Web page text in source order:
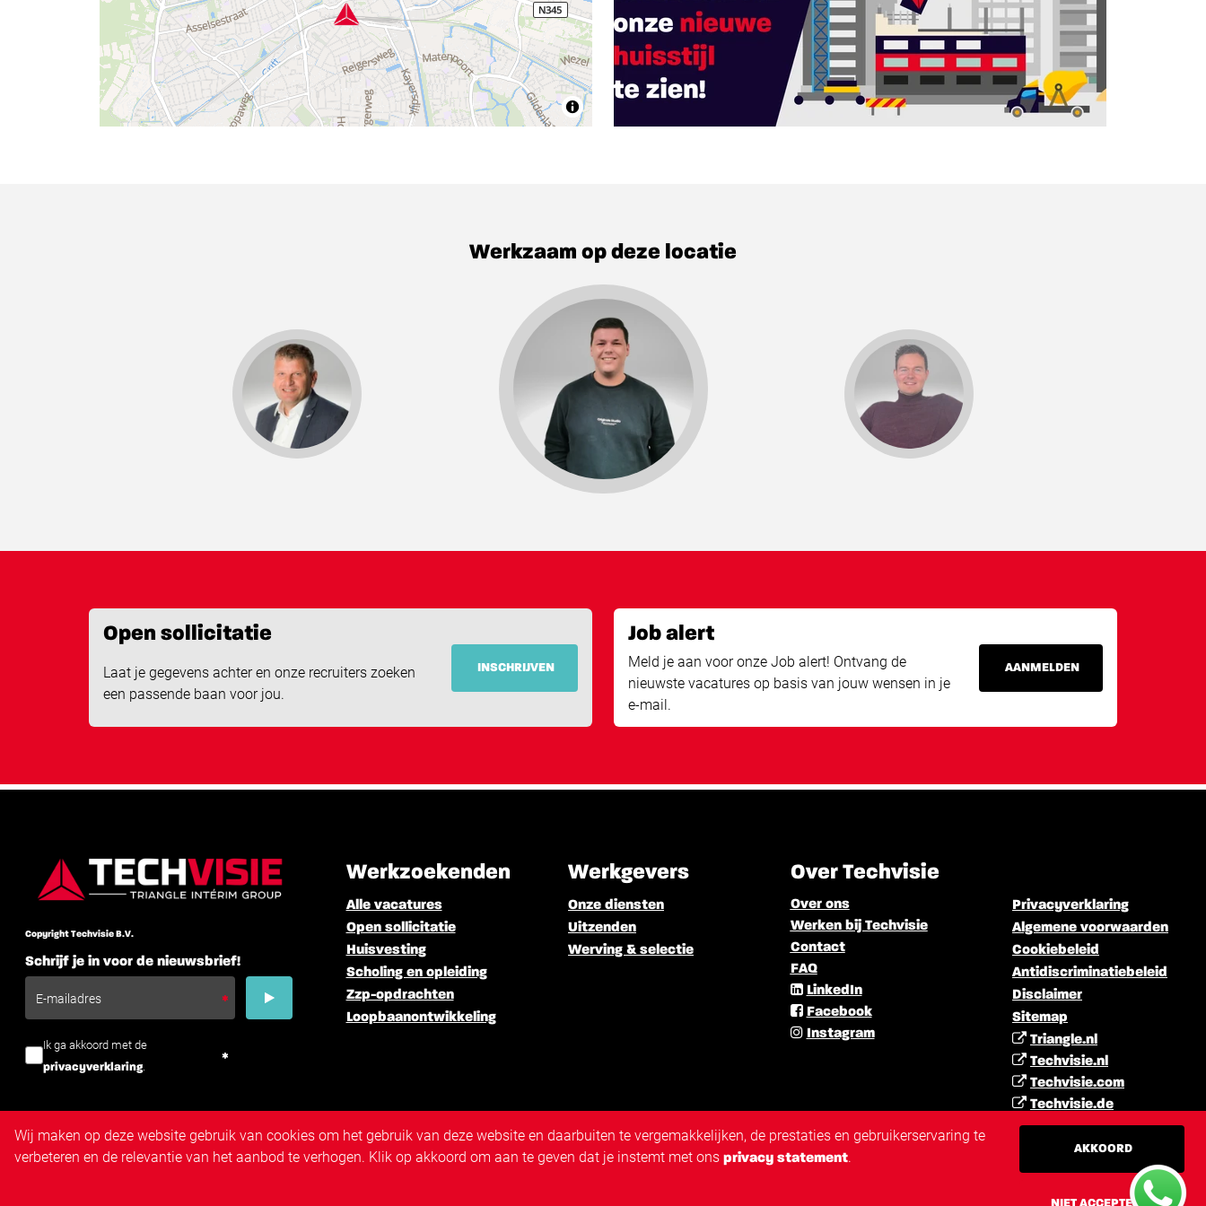
Werkzaam op deze locatie
Open sollicitatie
Laat je gegevens achter en onze recruiters zoeken
een passende baan voor jou.
INSCHRIJVEN
Job alert
Meld je aan voor onze Job alert! Ontvang de
nieuwste vacatures op basis van jouw wensen in je
e-mail.
AANMELDEN
Copyright Techvisie B.V.
Schrijf je in voor de nieuwsbrief!
Ik ga akkoord met de
privacyverklaring.
Werkzoekenden
Alle vacatures
Open sollicitatie
Huisvesting
Scholing en opleiding
Zzp-opdrachten
Loopbaanontwikkeling
Werkgevers
Onze diensten
Uitzenden
Werving & selectie
Over Techvisie
Over ons
Werken bij Techvisie
Contact
FAQ
LinkedIn
Facebook
Instagram
Privacyverklaring
Algemene voorwaarden
Cookiebeleid
Antidiscriminatiebeleid
Disclaimer
Sitemap
Triangle.nl
Techvisie.nl
Techvisie.com
Techvisie.de
Techvisie.pl
Techvisie.hu
Wij maken op deze website gebruik van cookies om het gebruik van deze website en daarbuiten te vergemakkelijken, de prestaties en gebruikerservaring te
verbeteren en de relevantie van het aanbod te verhogen. Klik op akkoord om aan te geven dat je instemt met ons privacy statement. AKKOORD
NIET ACCEPTEREN